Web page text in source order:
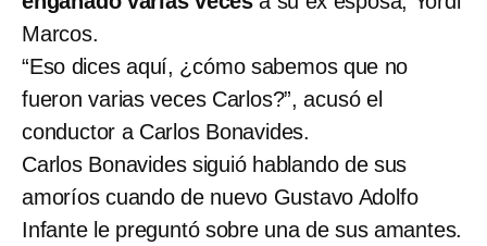
Marcos.
“Eso dices aquí, ¿cómo sabemos que no
fueron varias veces Carlos?”, acusó el
conductor a Carlos Bonavides.
Carlos Bonavides siguió hablando de sus
amoríos cuando de nuevo Gustavo Adolfo
Infante le preguntó sobre una de sus amantes.